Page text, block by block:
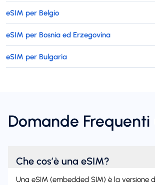
eSIM per Belgio
eSIM per Bosnia ed Erzegovina
eSIM per Bulgaria
Domande Frequenti
Che cos’è una eSIM?
Una eSIM (embedded SIM) è la versione